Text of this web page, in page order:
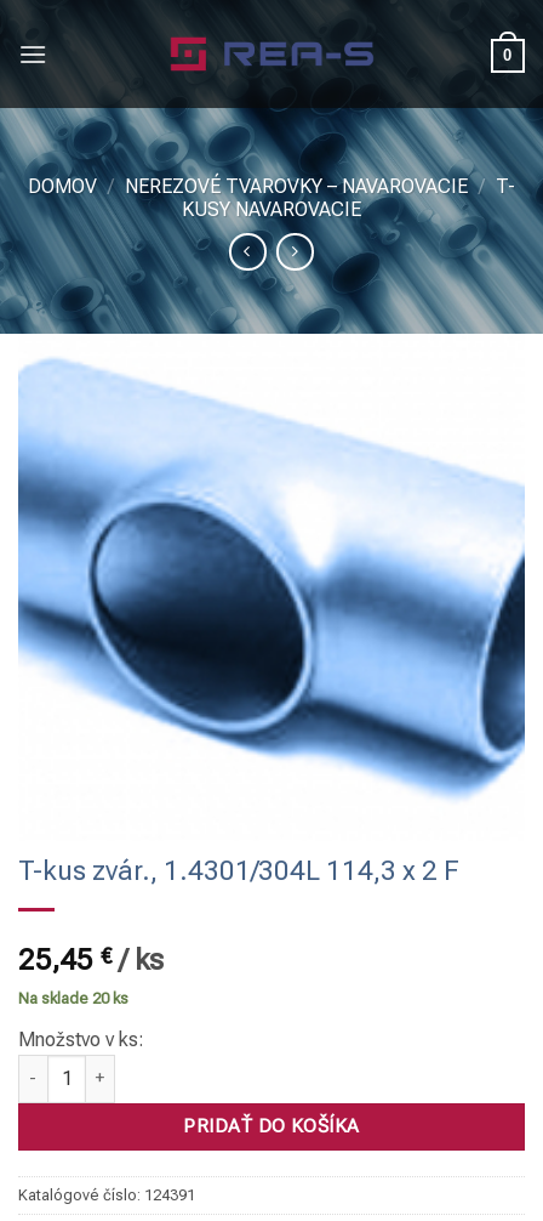
0
DOMOV / NEREZOVÉ TVAROVKY – NAVAROVACIE / T-
KUSY NAVAROVACIE
T-kus zvár., 1.4301/304L 114,3 x 2 F
25,45 €/ ks
Na sklade 20 ks
Množstvo v ks:
množstvo T-kus zvár., 1.4301/304L 114,3 x 2 F
PRIDAŤ DO KOŠÍKA
Katalógové číslo: 124391